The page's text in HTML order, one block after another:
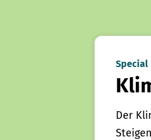
Special
Der